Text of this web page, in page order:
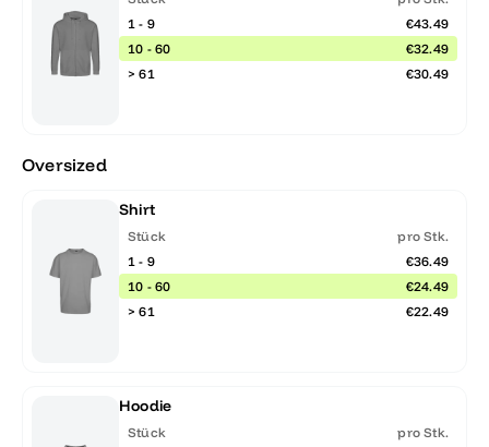
1 - 9
€43.49
10 - 60
€32.49
> 61
€30.49
Oversized
Shirt
Stück
pro Stk.
1 - 9
€36.49
10 - 60
€24.49
> 61
€22.49
Hoodie
Stück
pro Stk.